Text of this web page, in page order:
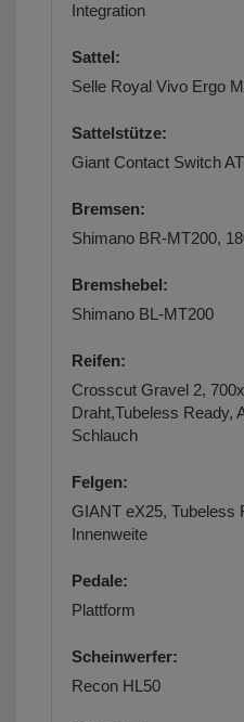
Integration
Sattel:
Selle Royal Vivo Ergo
Sattelstütze:
Giant Contact Switch
Bremsen:
Shimano BR-MT200,
Bremshebel:
Shimano BL-MT200
Reifen:
Crosscut Gravel 2,
Draht,Tubeless Ready,
Schlauch
Felgen:
GIANT eX25, Tubeless
Innenweite
Pedale:
Plattform
Scheinwerfer:
Recon HL50